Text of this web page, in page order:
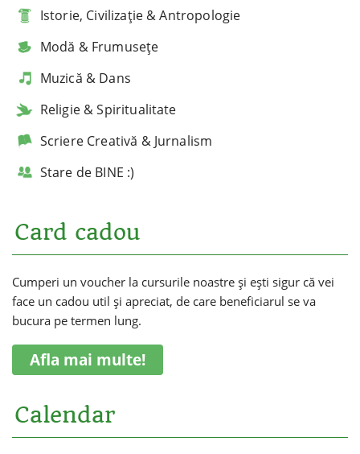
Istorie, Civilizație & Antropologie
Modă & Frumusețe
Muzică & Dans
Religie & Spiritualitate
Scriere Creativă & Jurnalism
Stare de BINE :)
Card cadou
Cumperi un voucher la cursurile noastre și ești sigur că vei
face un cadou util și apreciat, de care beneficiarul se va
bucura pe termen lung.
Afla mai multe!
Calendar